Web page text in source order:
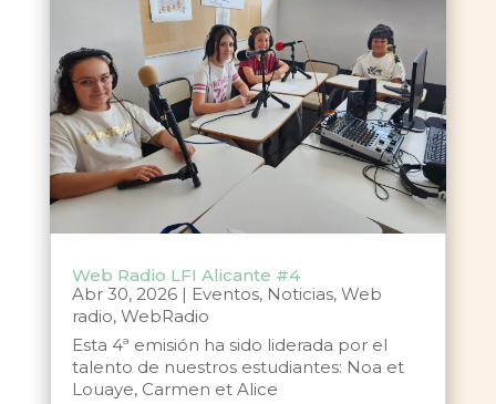
Web Radio LFI Alicante #4
Abr 30, 2026| Eventos, Noticias, Web
radio, WebRadio
Esta 4ª emisión ha sido liderada por el
talento de nuestros estudiantes: Noa et
Louaye, Carmen et Alice